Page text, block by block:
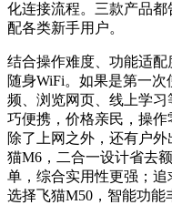
化连接流程。三款产品
配各类新手用户。
结合操作难度、功能适
随身WiFi。如果是第一
频、浏览网页、线上学
巧便携，价格亲民，操
除了上网之外，还有户
猫M6，二合一设计省去
单，综合实用性更强；
选择飞猫M50，智能功能